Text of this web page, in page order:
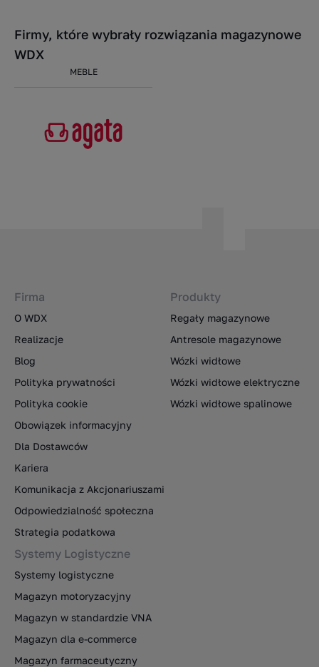
Firmy, które wybrały rozwiązania magazynowe
WDX
MEBLE
Firma
O WDX
Realizacje
Blog
Polityka prywatności
Polityka cookie
Obowiązek informacyjny
Dla Dostawców
Kariera
Komunikacja z Akcjonariuszami
Odpowiedzialność społeczna
Strategia podatkowa
Produkty
Regały magazynowe
Antresole magazynowe
Wózki widłowe
Wózki widłowe elektryczne
Wózki widłowe spalinowe
Systemy Logistyczne
Systemy logistyczne
Magazyn motoryzacyjny
Magazyn w standardzie VNA
Magazyn dla e-commerce
Magazyn farmaceutyczny